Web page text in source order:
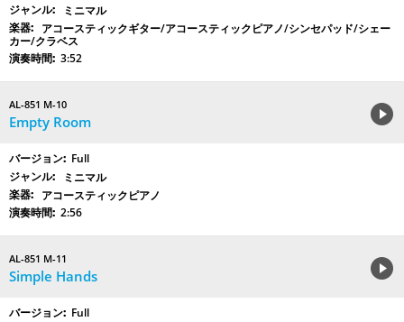
ミニマル
アコースティックギター/アコースティックピアノ/シンセパッド/シェー
カー/クラベス
3:52
AL-851 M-10
Empty Room
Full
ミニマル
アコースティックピアノ
2:56
AL-851 M-11
Simple Hands
Full